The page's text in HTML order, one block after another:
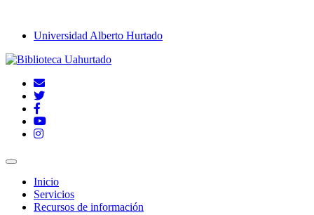
Universidad Alberto Hurtado
Inicio
Servicios
Recursos de información